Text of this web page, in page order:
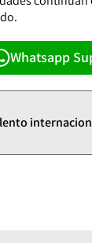
Whatsapp